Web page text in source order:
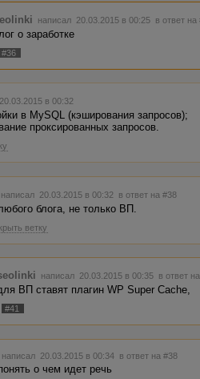
написал 20.03.2015 в 00:25 в ответ на
о заработке
#36
в 00:32
в MySQL (кэширования запросов);
проксированных запросов.
написал 20.03.2015 в 00:32 в ответ на #38
блога, не только ВП.
ветку
написал 20.03.2015 в 00:35 в ответ
ВП ставят плагин WP Super Cache,
#41
написал 20.03.2015 в 00:34 в ответ на #38
о чем идет речь